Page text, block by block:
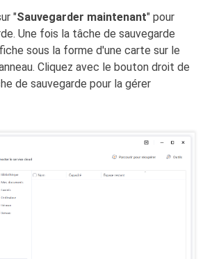
"Sauvegarder maintenant" pour
Une fois la tâche de sauvegarde
sous la forme d'une carte sur le
Cliquez avec le bouton droit de
de sauvegarde pour la gérer